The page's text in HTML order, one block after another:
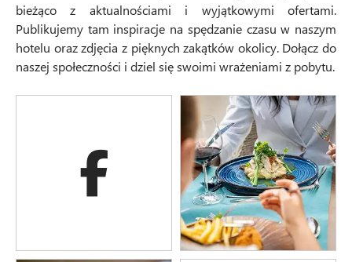
bieżąco z aktualnościami i wyjątkowymi ofertami.
Publikujemy tam inspiracje na spędzanie czasu w naszym
hotelu oraz zdjęcia z pięknych zakątków okolicy. Dołącz do
naszej społeczności i dziel się swoimi wrażeniami z pobytu.